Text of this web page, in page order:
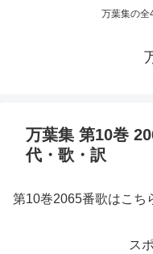
万葉集の全
万葉集 第10巻
代・歌・訳
第10巻2065番歌はこち
ス